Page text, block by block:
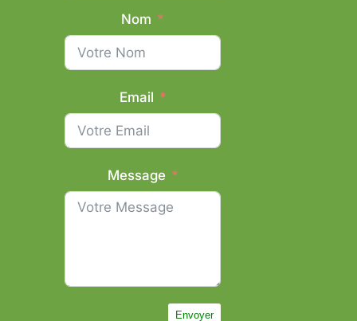
Nom
Email
Message
Envoyer